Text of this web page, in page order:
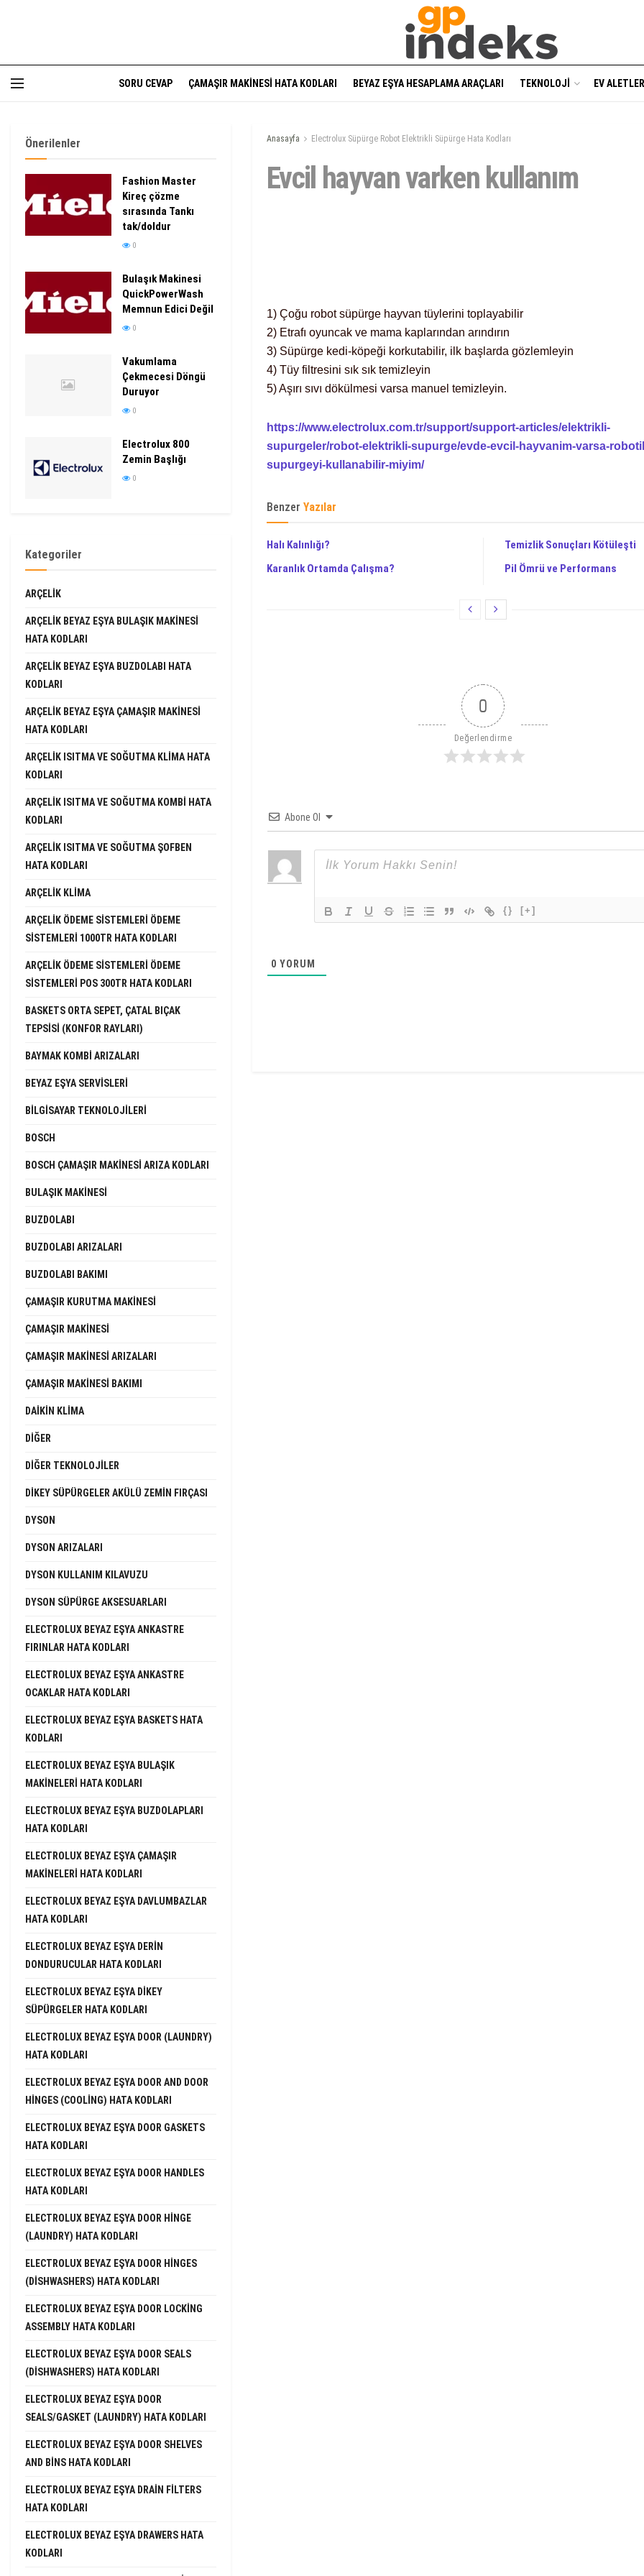
SORU CEVAP ÇAMAŞIR MAKINESI HATA KODLARI BEYAZ EŞYA HESAPLAMA ARAÇLARI TEKNOLOJI EV
Anasayfa Electrolux Süpürge Robot Elektrikli Süpürge Hata Kodları
Evcil hayvan varken kullanım
1) Çoğu robot süpürge hayvan tüylerini toplayabilir
2) Etrafı oyuncak ve mama kaplarından arındırın
3) Süpürge kedi-köpeği korkutabilir, ilk başlarda gözlemleyin
4) Tüy filtresini sık sık temizleyin
5) Aşırı sıvı dökülmesi varsa manuel temizleyin.
https://www.electrolux.com.tr/support/support-articles/elektrikli-
supurgeler/robot-elektrikli-supurge/evde-evcil-hayvanim-varsa-
supurgeyi-kullanabilir-miyim/
Benzer Yazılar
Halı Kalınlığı?
Karanlık Ortamda Çalışma?
Temizlik Sonuçları Kötüleşti
Pil Ömrü ve Performans
0
Değerlendirme
Abone Ol
{} [+]
0 YORUM
Önerilenler
Fashion Master
Kireç çözme
sırasında Tankı
tak/doldur
0
Bulaşık Makinesi
QuickPowerWash
Memnun Edici Değil
0
Vakumlama
Çekmecesi Döngü
Duruyor
0
Electrolux 800
Zemin Başlığı
0
Kategoriler
ARÇELIK
ARÇELIK BEYAZ EŞYA BULAŞIK MAKINESI
HATA KODLARI
ARÇELIK BEYAZ EŞYA BUZDOLABI HATA
KODLARI
ARÇELIK BEYAZ EŞYA ÇAMAŞIR MAKINESI
HATA KODLARI
ARÇELIK ISITMA VE SOĞUTMA KLIMA HATA
KODLARI
ARÇELIK ISITMA VE SOĞUTMA KOMBI HATA
KODLARI
ARÇELIK ISITMA VE SOĞUTMA ŞOFBEN
HATA KODLARI
ARÇELIK KLIMA
ARÇELIK ÖDEME SISTEMLERI ÖDEME
SISTEMLERI 1000TR HATA KODLARI
ARÇELIK ÖDEME SISTEMLERI ÖDEME
SISTEMLERI POS 300TR HATA KODLARI
BASKETS ORTA SEPET, ÇATAL BIÇAK
TEPSISI (KONFOR RAYLARI)
BAYMAK KOMBI ARIZALARI
BEYAZ EŞYA SERVISLERI
BILGISAYAR TEKNOLOJILERI
BOSCH
BOSCH ÇAMAŞIR MAKINESI ARIZA KODLARI
BULAŞIK MAKINESI
BUZDOLABI
BUZDOLABI ARIZALARI
BUZDOLABI BAKIMI
ÇAMAŞIR KURUTMA MAKINESI
ÇAMAŞIR MAKINESI
ÇAMAŞIR MAKINESI ARIZALARI
ÇAMAŞIR MAKINESI BAKIMI
DAIKIN KLIMA
DIĞER
DIĞER TEKNOLOJILER
DIKEY SÜPÜRGELER AKÜLÜ ZEMIN FIRÇASI
DYSON
DYSON ARIZALARI
DYSON KULLANIM KILAVUZU
DYSON SÜPÜRGE AKSESUARLARI
ELECTROLUX BEYAZ EŞYA ANKASTRE
FIRINLAR HATA KODLARI
ELECTROLUX BEYAZ EŞYA ANKASTRE
OCAKLAR HATA KODLARI
ELECTROLUX BEYAZ EŞYA BASKETS HATA
KODLARI
ELECTROLUX BEYAZ EŞYA BULAŞIK
MAKINELERI HATA KODLARI
ELECTROLUX BEYAZ EŞYA BUZDOLAPLARI
HATA KODLARI
ELECTROLUX BEYAZ EŞYA ÇAMAŞIR
MAKINELERI HATA KODLARI
ELECTROLUX BEYAZ EŞYA DAVLUMBAZLAR
HATA KODLARI
ELECTROLUX BEYAZ EŞYA DERIN
DONDURUCULAR HATA KODLARI
ELECTROLUX BEYAZ EŞYA DIKEY
SÜPÜRGELER HATA KODLARI
ELECTROLUX BEYAZ EŞYA DOOR (LAUNDRY)
HATA KODLARI
ELECTROLUX BEYAZ EŞYA DOOR AND DOOR
HINGES (COOLING) HATA KODLARI
ELECTROLUX BEYAZ EŞYA DOOR GASKETS
HATA KODLARI
ELECTROLUX BEYAZ EŞYA DOOR HANDLES
HATA KODLARI
ELECTROLUX BEYAZ EŞYA DOOR HINGE
(LAUNDRY) HATA KODLARI
ELECTROLUX BEYAZ EŞYA DOOR HINGES
(DISHWASHERS) HATA KODLARI
ELECTROLUX BEYAZ EŞYA DOOR LOCKING
ASSEMBLY HATA KODLARI
ELECTROLUX BEYAZ EŞYA DOOR SEALS
(DISHWASHERS) HATA KODLARI
ELECTROLUX BEYAZ EŞYA DOOR
SEALS/GASKET (LAUNDRY) HATA KODLARI
ELECTROLUX BEYAZ EŞYA DOOR SHELVES
AND BINS HATA KODLARI
ELECTROLUX BEYAZ EŞYA DRAIN FILTERS
HATA KODLARI
ELECTROLUX BEYAZ EŞYA DRAWERS HATA
KODLARI